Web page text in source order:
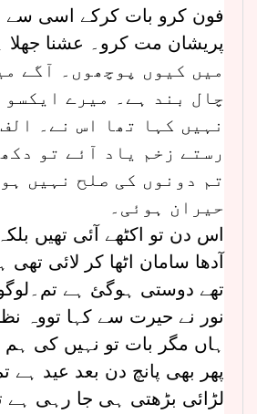
فون کرو بات کرکے اسی سے
پریشان مت کرو۔ عشنا
میں کیوں پوچھوں۔ آگے
چال بند ہے۔ میرے ایکسو
نہیں کہا تھا اس نے۔
رستے زخم یاد آئے تو
تم دونوں کی صلح نہیں
حیران ہوئی۔
اس دن تو اکٹھے آئی تھیں
آدھا سامان اٹھا کر لائی
تھے دوستی ہوگئ ہے
نور نے حیرت سے کہا تووہ
ہاں مگر بات تو نہیں کی ہم
پھر بھی پانچ دن بعد عید ہے
لڑائی بڑھتی ہی جا رہی ہے